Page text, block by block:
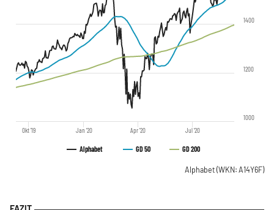
Alphabet GD 50 GD 200
Jan '20 Jul '20
Okt '19 Apr '20
1000
1200
1400
Alphabet (WKN: A14Y6F)